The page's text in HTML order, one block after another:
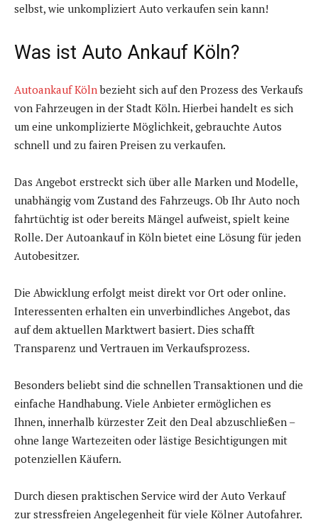
selbst, wie unkompliziert Auto verkaufen sein kann!
Was ist Auto Ankauf Köln?
Autoankauf Kölnbezieht sich auf den Prozess des Verkaufs
von Fahrzeugen in der Stadt Köln. Hierbei handelt es sich
um eine unkomplizierte Möglichkeit, gebrauchte Autos
schnell und zu fairen Preisen zu verkaufen.
Das Angebot erstreckt sich über alle Marken und Modelle,
unabhängig vom Zustand des Fahrzeugs. Ob Ihr Auto noch
fahrtüchtig ist oder bereits Mängel aufweist, spielt keine
Rolle. Der Autoankauf in Köln bietet eine Lösung für jeden
Autobesitzer.
Die Abwicklung erfolgt meist direkt vor Ort oder online.
Interessenten erhalten ein unverbindliches Angebot, das
auf dem aktuellen Marktwert basiert. Dies schafft
Transparenz und Vertrauen im Verkaufsprozess.
Besonders beliebt sind die schnellen Transaktionen und die
einfache Handhabung. Viele Anbieter ermöglichen es
Ihnen, innerhalb kürzester Zeit den Deal abzuschließen –
ohne lange Wartezeiten oder lästige Besichtigungen mit
potenziellen Käufern.
Durch diesen praktischen Service wird der Auto Verkauf
zur stressfreien Angelegenheit für viele Kölner Autofahrer.